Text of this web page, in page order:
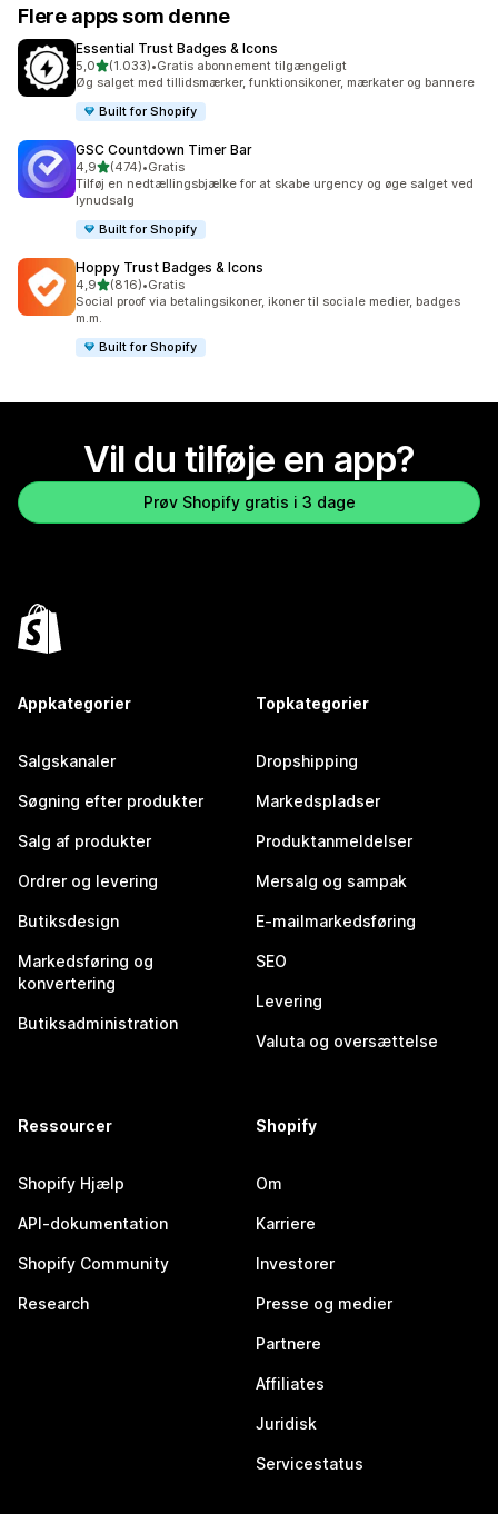
Flere apps som denne
Essential Trust Badges & Icons
5,0ud af 5 stjerner
(1.033)
1033 anmeldelser i alt
•Gratis abonnement tilgængeligt
Øg salget med tillidsmærker, funktionsikoner, mærkater og bannere
Built for Shopify
GSC Countdown Timer Bar
4,9ud af 5 stjerner
(474)
474 anmeldelser i alt
•Gratis
Tilføj en nedtællingsbjælke for at skabe urgency og øge salget ved
lynudsalg
Built for Shopify
Hoppy Trust Badges & Icons
4,9ud af 5 stjerner
(816)
816 anmeldelser i alt
•Gratis
Social proof via betalingsikoner, ikoner til sociale medier, badges
m.m.
Built for Shopify
Vil du tilføje en app?
Prøv Shopify gratis i 3 dage
Appkategorier
Salgskanaler
Søgning efter produkter
Salg af produkter
Ordrer og levering
Butiksdesign
Markedsføring og
konvertering
Butiksadministration
Topkategorier
Dropshipping
Markedspladser
Produktanmeldelser
Mersalg og sampak
E-mailmarkedsføring
SEO
Levering
Valuta og oversættelse
Ressourcer
Shopify Hjælp
API-dokumentation
Shopify Community
Research
Shopify
Om
Karriere
Investorer
Presse og medier
Partnere
Affiliates
Juridisk
Servicestatus